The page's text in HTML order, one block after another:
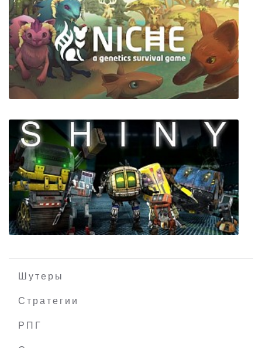
Cooking Simulator
Niche - a genetics survival game
Шутеры
Стратегии
РПГ